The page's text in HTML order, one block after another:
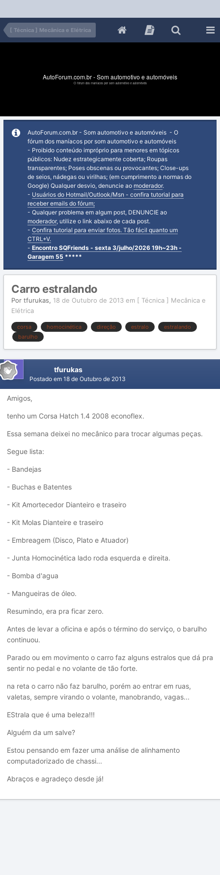
[ Técnica ] Mecânica e Elétrica
AutoForum.com.br - Som automotivo e automóveis
O fórum dos maníacos por som automotivo e automóveis
AutoForum.com.br - Som automotivo e automóveis - O
fórum dos maníacos por som automotivo e automóveis
- Proibido conteúdo impróprio para menores em tópicos
públicos: Nudez estrategicamente coberta; Roupas
transparentes; Poses obscenas ou provocantes; Close-ups
de seios, nádegas ou virilhas; (em cumprimento a normas do
Google) Qualquer desvio, denuncie ao moderador.
- Usuários do Hotmail/Outlook/Msn - confira tutorial para
receber emails do fórum;
- Qualquer problema em algum post, DENUNCIE ao
moderador, utilize o link abaixo de cada post.
- Confira tutorial para enviar fotos. Tão fácil quanto um
CTRL+V.
- Encontro SQFriends - sexta 3/julho/2026 19h~23h -
Garagem 55 *****
Carro estralando
Por tfurukas, 18 de Outubro de 2013 em [ Técnica ] Mecânica e
Elétrica
corsa homocinética direção estralo
estralando
barulho
tfurukas
Postado em 18 de Outubro de 2013
Amigos,
tenho um Corsa Hatch 1.4 2008 econoflex.
Essa semana deixei no mecânico para trocar algumas peças.
Segue lista:
- Bandejas
- Buchas e Batentes
- Kit Amortecedor Dianteiro e traseiro
- Kit Molas Dianteire e traseiro
- Embreagem (Disco, Plato e Atuador)
- Junta Homocinética lado roda esquerda e direita.
- Bomba d'agua
- Mangueiras de óleo.
Resumindo, era pra ficar zero.
Antes de levar a oficina e após o término do serviço, o barulho
continuou.
Parado ou em movimento o carro faz alguns estralos que dá pra
sentir no pedal e no volante de tão forte.
na reta o carro não faz barulho, porém ao entrar em ruas,
valetas, sempre virando o volante, manobrando, vagas...
EStrala que é uma beleza!!!
Alguém da um salve?
Estou pensando em fazer uma análise de alinhamento
computadorizado de chassi...
Abraços e agradeço desde já!